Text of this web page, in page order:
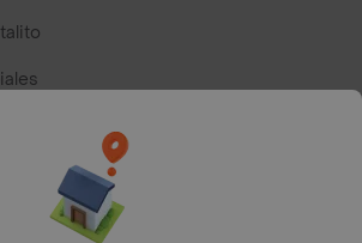
de Restaurantes
mi para pedir Comida a Domicilio -